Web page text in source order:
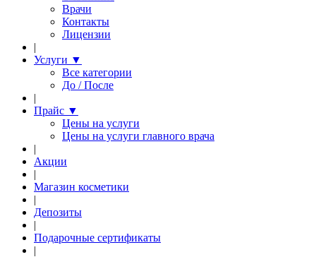
Врачи
Контакты
Лицензии
|
Услуги ▼
Все категории
До / После
|
Прайс ▼
Цены на услуги
Цены на услуги главного врача
|
Акции
|
Магазин косметики
|
Депозиты
|
Подарочные сертификаты
|